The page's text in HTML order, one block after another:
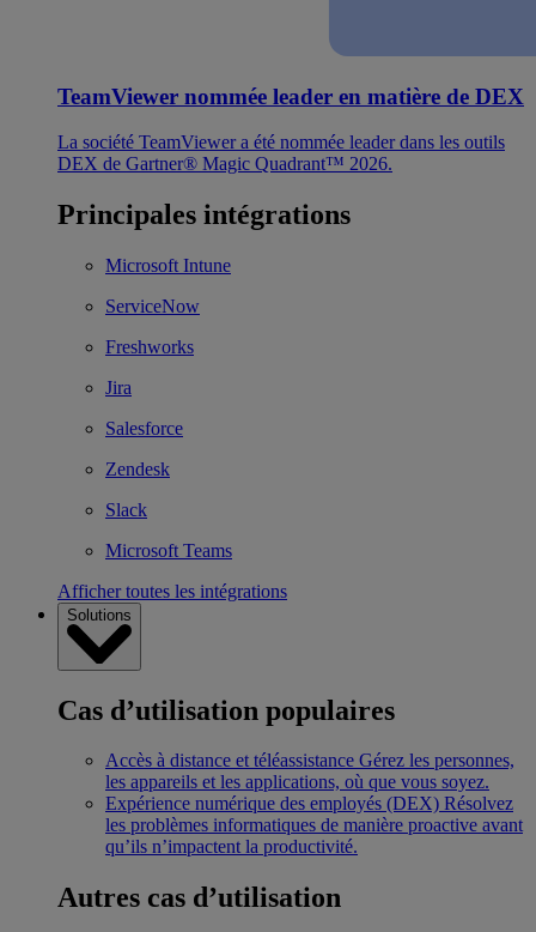
TeamViewer nommée leader en matière de DEX
La société TeamViewer a été nommée leader dans les outils
DEX de Gartner® Magic Quadrant™ 2026.
Principales intégrations
Microsoft Intune
ServiceNow
Freshworks
Jira
Salesforce
Zendesk
Slack
Microsoft Teams
Afficher toutes les intégrations
Solutions
Cas d’utilisation populaires
Accès à distance et téléassistance Gérez les personnes,
les appareils et les applications, où que vous soyez.
Expérience numérique des employés (DEX) Résolvez
les problèmes informatiques de manière proactive avant
qu’ils n’impactent la productivité.
Autres cas d’utilisation